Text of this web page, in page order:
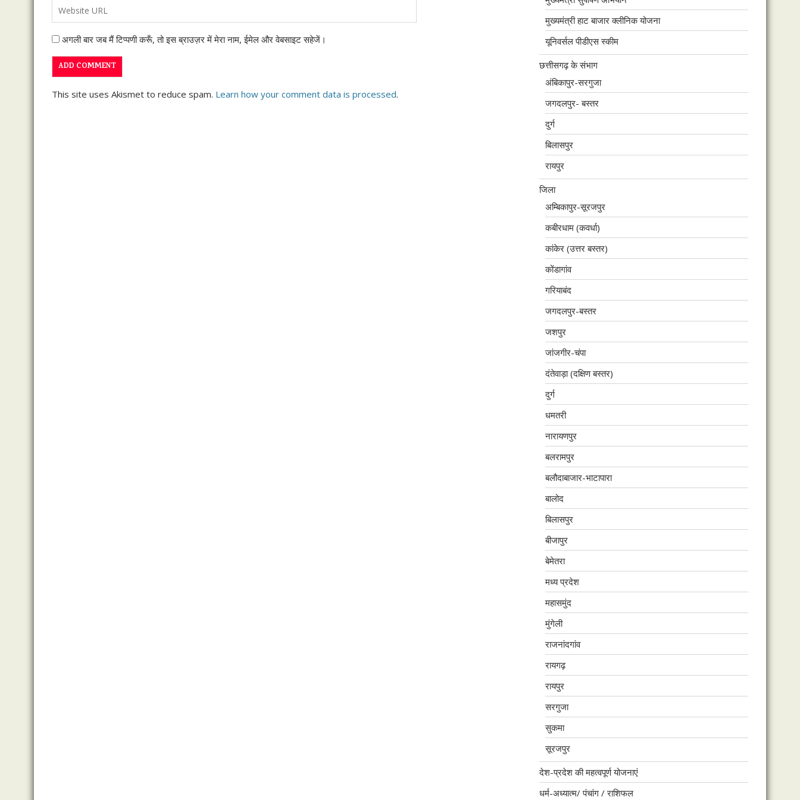
अगली बार जब मैं टिप्पणी करूँ, तो इस ब्राउज़र में मेरा नाम, ईमेल और वेबसाइट सहेजें।
This site uses Akismet to reduce spam. Learn how your comment data is processed.
मुख्यमंत्री हाट बाजार क्लीनिक योजना
यूनिवर्सल पीडीएस स्कीम
छत्तीसगढ़ के संभाग
अंबिकापुर-सरगुजा
जगदलपुर- बस्तर
दुर्ग
बिलासपुर
रायपुर
जिला
अम्बिकापुर-सूरजपुर
कबीरधाम (कवर्धा)
कांकेर (उत्तर बस्तर)
कोंडागांव
गरियाबंद
जगदलपुर-बस्तर
जशपुर
जांजगीर-चंपा
दंतेवाड़ा (दक्षिण बस्तर)
दुर्ग
धमतरी
नारायणपुर
बलरामपुर
बलौदाबाजार-भाटापारा
बालोद
बिलासपुर
बीजापुर
बेमेतरा
मध्य प्रदेश
महासमुंद
मुंगेली
राजनांदगांव
रायगढ़
रायपुर
सरगुजा
सुकमा
सूरजपुर
देश-प्रदेश की महत्वपूर्ण योजनाएं
धर्म-अध्यात्म/ पंचांग / राशिफल